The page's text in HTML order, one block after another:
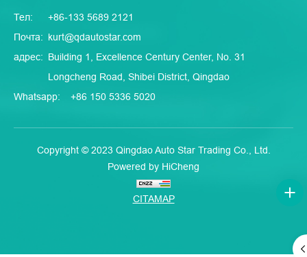
Тел:
+86-133 5689 2121
Почта: kurt@qdautostar.com
адрес: Building 1, Excellence Century Center, No. 31
Longcheng Road, Shibei District, Qingdao
Whatsapp:
+86 150 5336 5020
Copyright © 2023 Qingdao Auto Star Trading Co., Ltd.
Powered by HiCheng
CITAMAP